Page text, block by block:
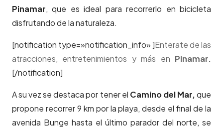
Pinamar, que es ideal para recorrerlo en bicicleta
disfrutando de la naturaleza.
[notification type=»notification_info» ]Enterate de las
atracciones, entretenimientos y más en Pinamar.
[/notification]
A su vez se destaca por tener el Camino del Mar,que
propone recorrer 9 km por la playa, desde el final de la
avenida Bunge hasta el último parador del norte, se